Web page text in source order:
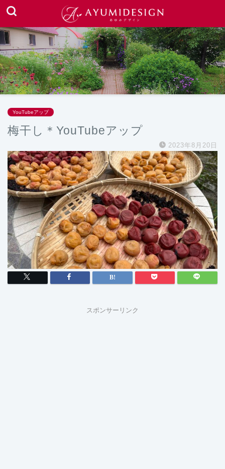
YouTubeアップ
梅干し＊YouTubeアップ
2023年8月20日
スポンサーリンク